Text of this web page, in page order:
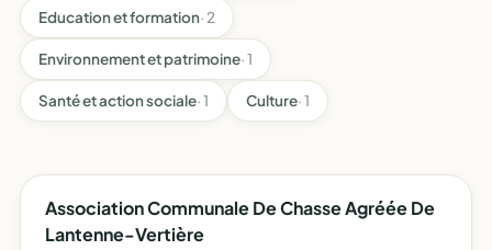
Education et formation· 2
Environnement et patrimoine· 1
Santé et action sociale· 1 Culture· 1
Association Communale De Chasse Agréée De
Lantenne-Vertière